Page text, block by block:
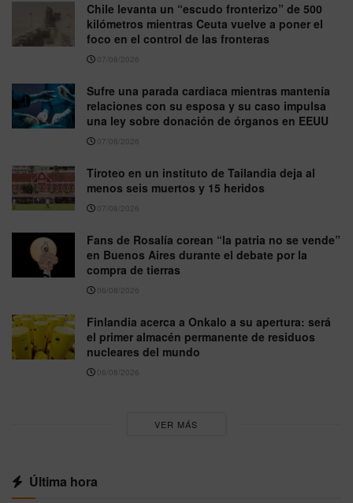
Chile levanta un “escudo fronterizo” de 500
kilómetros mientras Ceuta vuelve a poner el
foco en el control de las fronteras
07/08/2026
Sufre una parada cardiaca mientras mantenía
relaciones con su esposa y su caso impulsa
una ley sobre donación de órganos en EEUU
07/08/2026
Tiroteo en un instituto de Tailandia deja al
menos seis muertos y 15 heridos
07/08/2026
Fans de Rosalía corean “la patria no se vende”
en Buenos Aires durante el debate por la
compra de tierras
06/08/2026
Finlandia acerca a Onkalo a su apertura: será
el primer almacén permanente de residuos
nucleares del mundo
06/08/2026
VER MÁS
Última hora